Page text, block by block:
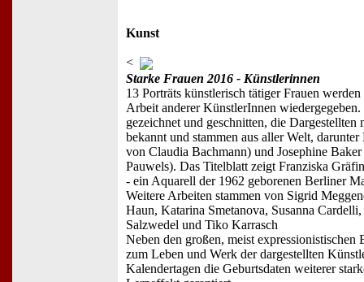
Kunst
<
Starke Frauen 2016 - Künstlerinnen
13 Porträts künstlerisch tätiger Frauen
Arbeit anderer KünstlerInnen
gezeichnet und geschnitten, die Dargestellten
bekannt und stammen aus aller Welt,
von Claudia Bachmann) und Josephine
Pauwels). Das Titelblatt zeigt Franziska
- ein Aquarell der 1962 geborenen Berliner
Weitere Arbeiten stammen von Sigrid
Haun, Katarina Smetanova, Susanna
Salzwedel und Tiko Karrasch
Neben den großen, meist expressionistischen
zum Leben und Werk der dargestellten
Kalendertagen die Geburtsdaten weiterer